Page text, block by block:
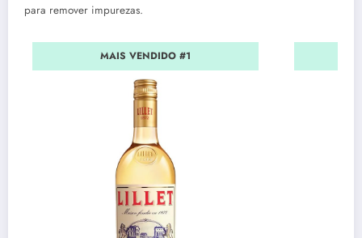
para remover impurezas.
MAIS VENDIDO #1